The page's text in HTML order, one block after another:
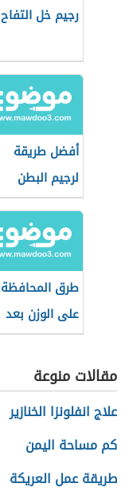
رجيم خل التفاح
أفضل طريقة
لرجيم البطن
طرق المحافظة
على الوزن بعد
الرجيم
مقالات منوعة
علاج انفلونزا الخنازير
كم مساحة اليمن
طريقة عمل العريكة